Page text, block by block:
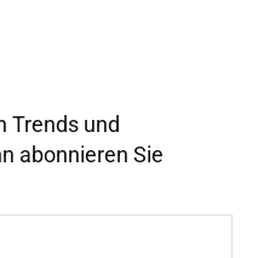
Trends und
abonnieren Sie